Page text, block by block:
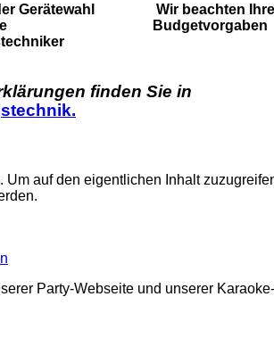
Gerätewahl
Wir beachten Ihre
Budgetvorgaben
finden Sie in
. Um auf den eigentlichen Inhalt
Party-Webseite und unserer